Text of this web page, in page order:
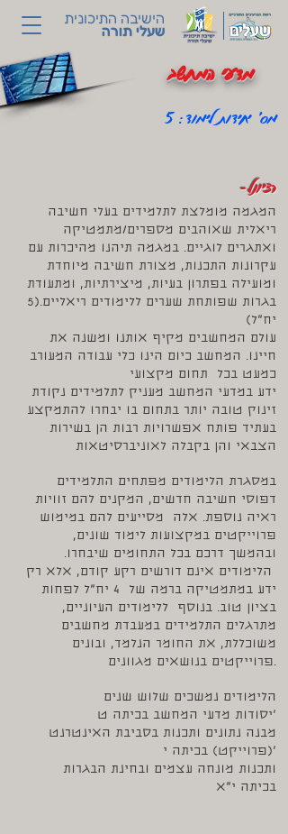
הישיבה התיכונית
שעלי תורה
מדעי המחשב
מס' יחידות לימוד: 5
-רציונל
המגמה מומלצת לתלמידים בעלי חשיבה
ריאלית שאוהבים מספרים/מתמטיקה
ואתגרים לוגיים. במגמה תיהנו מהיכרות עם
עקרונות התכנות, מצורת חשיבה מיוחדת
ומועילה בפתרון בעיות, מיצירתיות, ומתעודת
בגרות שפותחת שערים ללימודים ריאליים.(5
יח"ל)
עולם המחשבים מקיף אותנו ומשנה את
חיינו. המחשב כיום הינו כלי עבודה המעורב
כמעט בכל תחום מקצועי
ידע במדעי המחשב מעניק לתלמידים נקודת
זינוק טובה יותר בתחום בו יבחרו להתמקצע
בעתיד פותח אפשרויות רבות הן בשירות
הצבאי והן בקבלה לאוניברסיטאות
דפוסי חשיבה חדשים, המקנים להם זוויות
ראיה נוספת. אלה מסייעים להם במימוש
פרוייקטים במקצועות לימוד שונים,
ובהמשך דרכם בכל התחומים שיבחרו.
הלימודים אינם דורשים רקע קודם, אלא רק
ידע במתמטיקה ברמה של 4 יח"ל לפחות
בציון טוב. בנוסף ללימודים העיוניים,
מתרגלים התלמידים במעבדת מחשבים
משוכללת, את החומר הנלמד, ובונים
פרוייקטים בנושאים מגוונים.
הלימודים נמשכים שלוש שנים
יסודות מדעי המחשב בכיתה ט'
מבנה נתונים ותכנות בסביבת האינטרנט
(פרוייקט) בכיתה י'
ותכנות מונחה עצמים ובחינת הבגרות
בכיתה י"א